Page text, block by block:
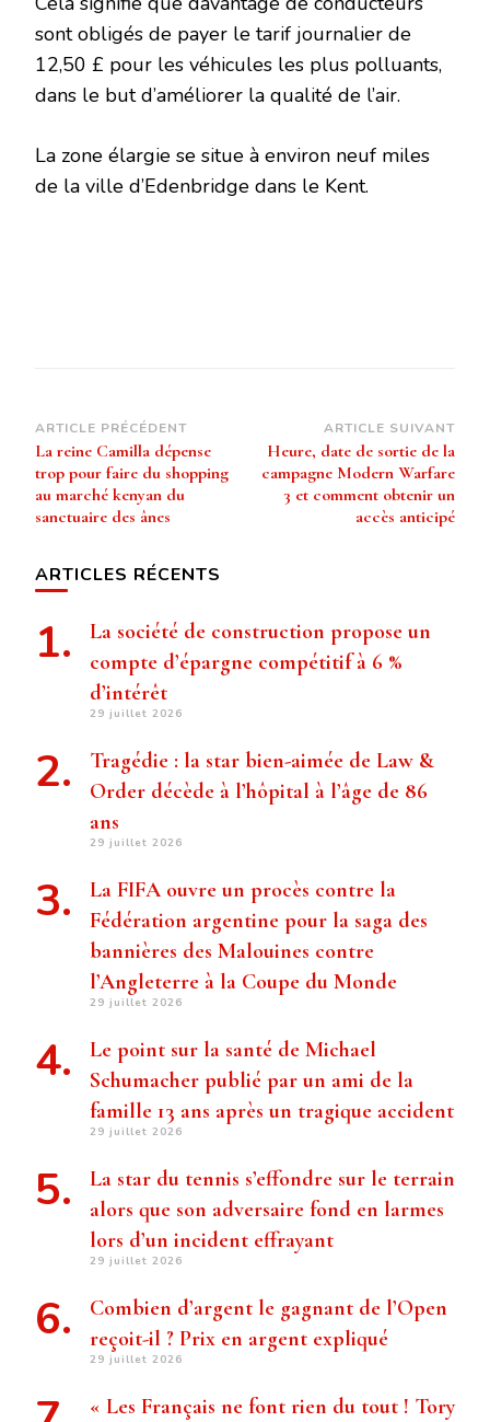
sont obligés de payer le tarif journalier de
12,50 £ pour les véhicules les plus polluants,
dans le but d’améliorer la qualité de l’air.
La zone élargie se situe à environ neuf miles
de la ville d’Edenbridge dans le Kent.
Navigation
d’article
ARTICLE PRÉCÉDENT
La reine Camilla dépense
trop pour faire du shopping
au marché kenyan du
sanctuaire des ânes
ARTICLE SUIVANT
Heure, date de sortie de la
campagne Modern Warfare
3 et comment obtenir un
accès anticipé
ARTICLES RÉCENTS
La société de construction propose un
compte d’épargne compétitif à 6 %
d’intérêt
29 juillet 2026
Tragédie : la star bien-aimée de Law &
Order décède à l’hôpital à l’âge de 86
ans
29 juillet 2026
La FIFA ouvre un procès contre la
Fédération argentine pour la saga des
bannières des Malouines contre
l’Angleterre à la Coupe du Monde
29 juillet 2026
Le point sur la santé de Michael
Schumacher publié par un ami de la
famille 13 ans après un tragique accident
29 juillet 2026
La star du tennis s’effondre sur le terrain
alors que son adversaire fond en larmes
lors d’un incident effrayant
29 juillet 2026
Combien d’argent le gagnant de l’Open
reçoit-il ? Prix ​​en argent expliqué
29 juillet 2026
« Les Français ne font rien du tout ! Tory